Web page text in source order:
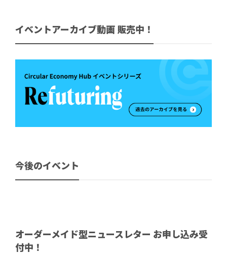
イベントアーカイブ動画 販売中！
今後のイベント
オーダーメイド型ニュースレター お申し込み受
付中！